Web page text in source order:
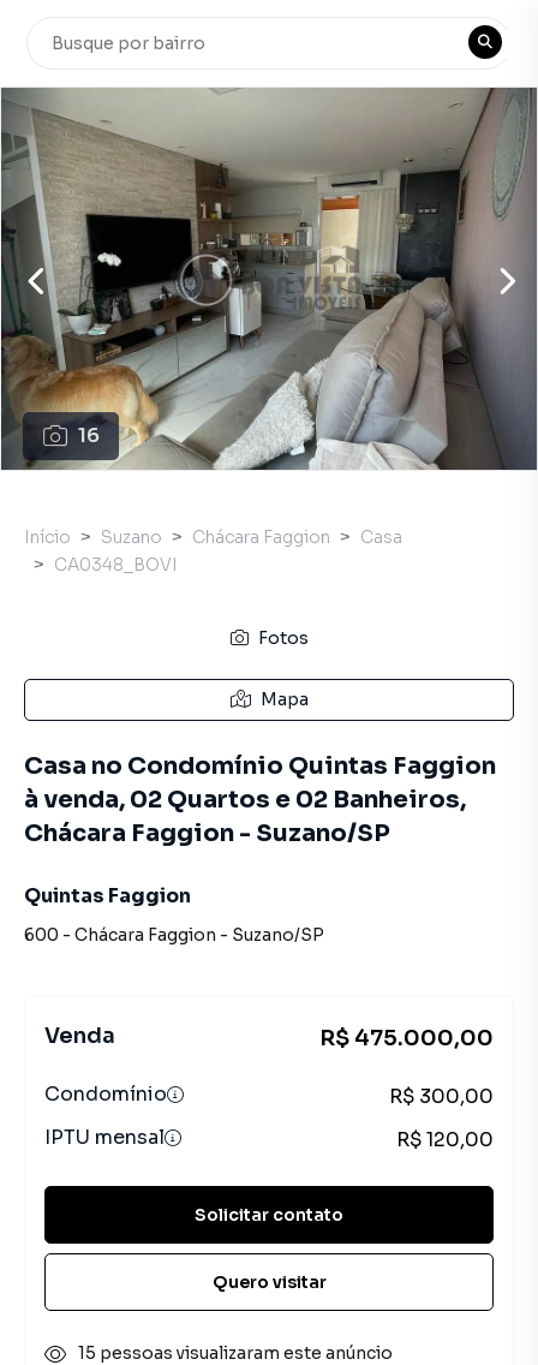
16
Início Suzano Chácara Faggion
Casa
CA0348_BOVI
Fotos
Mapa
Casa no Condomínio Quintas Faggion
à venda, 02 Quartos e 02 Banheiros,
Chácara Faggion - Suzano/SP
Quintas Faggion
600 - Chácara Faggion - Suzano/SP
Venda R$ 475.000,00
Condomínio
R$ 300,00
IPTU mensal
R$ 120,00
Solicitar contato
Quero visitar
15 pessoas visualizaram este anúncio